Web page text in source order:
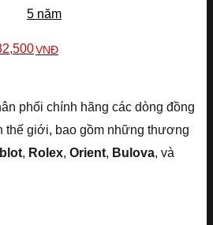
5 năm
VNĐ
phối chính hãng các dòng đồng
thế giới, bao gồm những thương
, Rolex, Orient, Bulova, và